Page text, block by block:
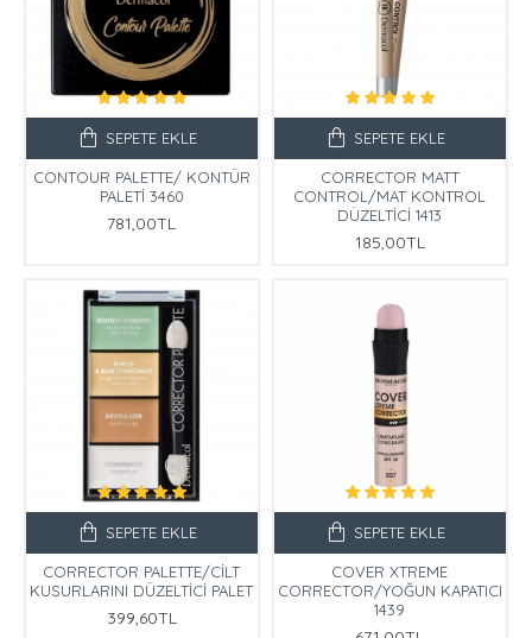
CONTOUR PALETTE/ KONTÜR
PALETİ 3460
781,00TL
SEPETE EKLE
CORRECTOR MATT
CONTROL/MAT KONTROL
DÜZELTİCİ 1413
185,00TL
SEPETE EKLE
CORRECTOR PALETTE/CİLT
KUSURLARINI DÜZELTİCİ PALET
399,60TL
SEPETE EKLE
COVER XTREME
CORRECTOR/YOĞUN KAPATICI
1439
SEPETE EKLE